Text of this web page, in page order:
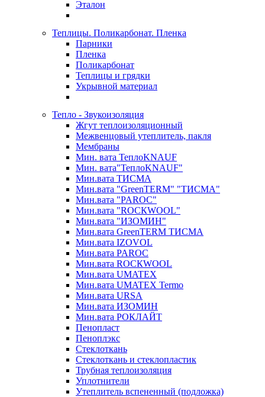
Эталон
Теплицы. Поликарбонат. Пленка
Парники
Пленка
Поликарбонат
Теплицы и грядки
Укрывной материал
Тепло - Звукоизоляция
Жгут теплоизоляционный
Межвенцовый утеплитель, пакля
Мембраны
Мин. вата ТеплоKNAUF
Мин. вата"ТеплоKNAUF"
Мин.вата ТИСМА
Мин.вата "GreenTERM" "ТИСМА"
Мин.вата "PAROC"
Мин.вата "ROCКWOOL"
Мин.вата "ИЗОМИН"
Мин.вата GreenTERM ТИСМА
Мин.вата IZOVOL
Мин.вата PAROC
Мин.вата ROCКWOOL
Мин.вата UMATEX
Мин.вата UMATEX Termo
Мин.вата URSA
Мин.вата ИЗОМИН
Мин.вата РОКЛАЙТ
Пенопласт
Пеноплэкс
Стеклоткань
Стеклоткань и стеклопластик
Трубная теплоизоляция
Уплотнители
Утеплитель вспененный (подложка)